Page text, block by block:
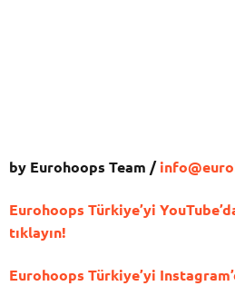
by Eurohoops Team /
Eurohoops Türkiye’yi
tıklayın!
Eurohoops Türkiye’yi